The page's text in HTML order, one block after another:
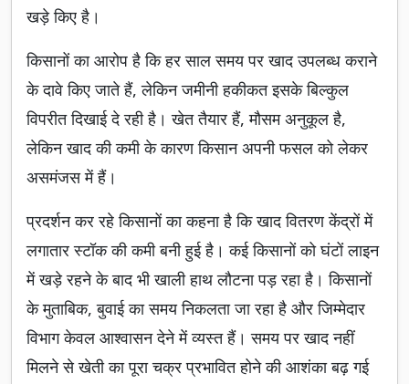
खड़े किए है।
किसानों का आरोप है कि हर साल समय पर खाद उपलब्ध कराने
के दावे किए जाते हैं, लेकिन जमीनी हकीकत इसके बिल्कुल
विपरीत दिखाई दे रही है। खेत तैयार हैं, मौसम अनुकूल है,
लेकिन खाद की कमी के कारण किसान अपनी फसल को लेकर
असमंजस में हैं।
प्रदर्शन कर रहे किसानों का कहना है कि खाद वितरण केंद्रों में
लगातार स्टॉक की कमी बनी हुई है। कई किसानों को घंटों लाइन
में खड़े रहने के बाद भी खाली हाथ लौटना पड़ रहा है। किसानों
के मुताबिक, बुवाई का समय निकलता जा रहा है और जिम्मेदार
विभाग केवल आश्वासन देने में व्यस्त हैं। समय पर खाद नहीं
मिलने से खेती का पूरा चक्र प्रभावित होने की आशंका बढ़ गई